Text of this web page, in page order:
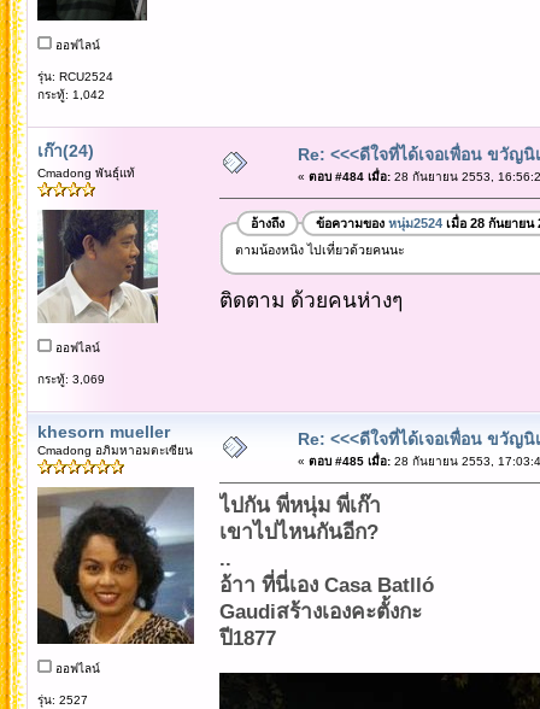
ออฟไลน์
รุ่น: RCU2524
กระทู้: 1,042
เก๊า(24)
Cmadong พันธุ์แท้
ออฟไลน์
กระทู้: 3,069
Re: <<<ดีใจที่ได้เจอเพื่อน ขวัญนิ
« ตอบ #484 เมื่อ:28 กันยายน 2553,
อ้างถึง ข้อความของ หนุ่ม2524เมื่อ 28 กันยายน
ตามน้องหนิง ไปเที่ยวด้วยคนนะ
ติดตาม ด้วยคนห่างๆ
khesorn mueller
Cmadong อภิมหาอมตะเซียน
ออฟไลน์
รุ่น: 2527
Re: <<<ดีใจที่ได้เจอเพื่อน ขวัญนิ
« ตอบ #485 เมื่อ:28 กันยายน 2553,
ไปกัน พี่หนุ่ม พี่เก๊า
เขาไปไหนกันอีก?
..
อ้าา ที่นี่เอง Casa Batlló
Gaudiสร้างเองคะตั้งกะ
ปี1877